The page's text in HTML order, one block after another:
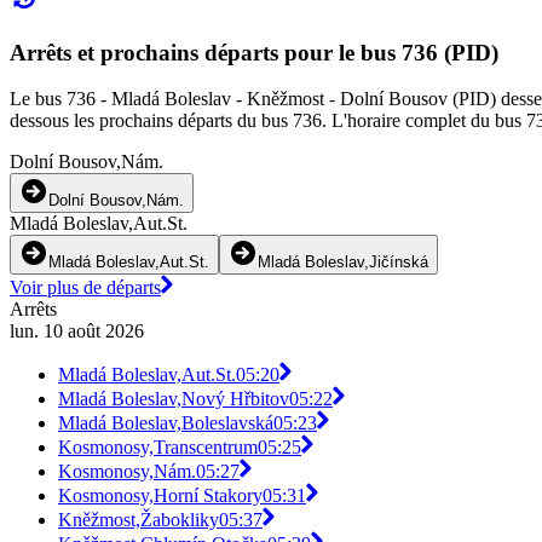
Arrêts et prochains départs pour le bus 736 (PID)
Le bus 736 - Mladá Boleslav - Kněžmost - Dolní Bousov (PID)
dessous les prochains départs du bus 736. L'horaire complet du bus
Dolní Bousov,Nám.
Dolní Bousov,Nám.
Mladá Boleslav,Aut.St.
Mladá Boleslav,Aut.St. Mladá Boleslav,Jičínská
Voir plus de départs
Arrêts
lun. 10 août 2026
Mladá Boleslav,Aut.St.05:20
Mladá Boleslav,Nový Hřbitov05:22
Mladá Boleslav,Boleslavská05:23
Kosmonosy,Transcentrum05:25
Kosmonosy,Nám.05:27
Kosmonosy,Horní Stakory05:31
Kněžmost,Žabokliky05:37